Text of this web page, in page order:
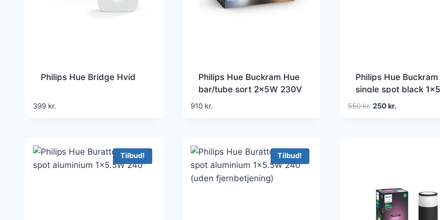
Philips Hue Bridge Hvid
399 kr.
Philips Hue Buckram Hue
bar/tube sort 2x5W 230V
– Spot – White ambiance
910 kr.
Philips Hue Buckram
single spot black
230V White Ambience
550kr. Den
250kr.
Tilbud! Tilbud!